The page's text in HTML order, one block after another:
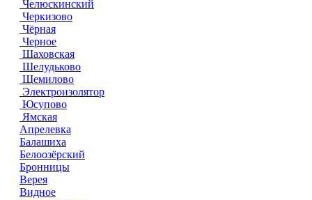
Челюскинский
Черкизово
Чёрная
Черное
Шаховская
Шелудьково
Щемилово
Электроизолятор
Юсупово
Ямская
Апрелевка
Балашиха
Белоозёрский
Бронницы
Верея
Видное